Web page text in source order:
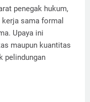
penegak hukum,
sama formal
Upaya ini
maupun kuantitas
pelindungan